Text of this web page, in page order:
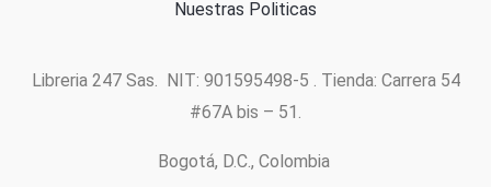
Nuestras Politicas
Libreria 247 Sas. NIT: 901595498-5 . Tienda: Carrera 54
#67A bis – 51.
Bogotá, D.C., Colombia